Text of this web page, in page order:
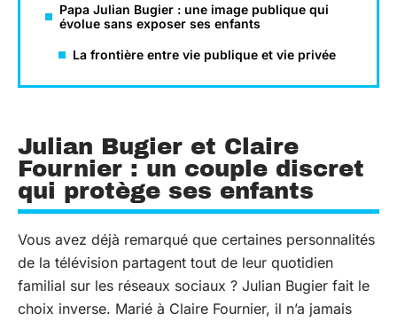
Papa Julian Bugier : une image publique qui
évolue sans exposer ses enfants
La frontière entre vie publique et vie privée
Julian Bugier et Claire
Fournier : un couple discret
qui protège ses enfants
Vous avez déjà remarqué que certaines personnalités
de la télévision partagent tout de leur quotidien
familial sur les réseaux sociaux ? Julian Bugier fait le
choix inverse. Marié à Claire Fournier, il n’a jamais